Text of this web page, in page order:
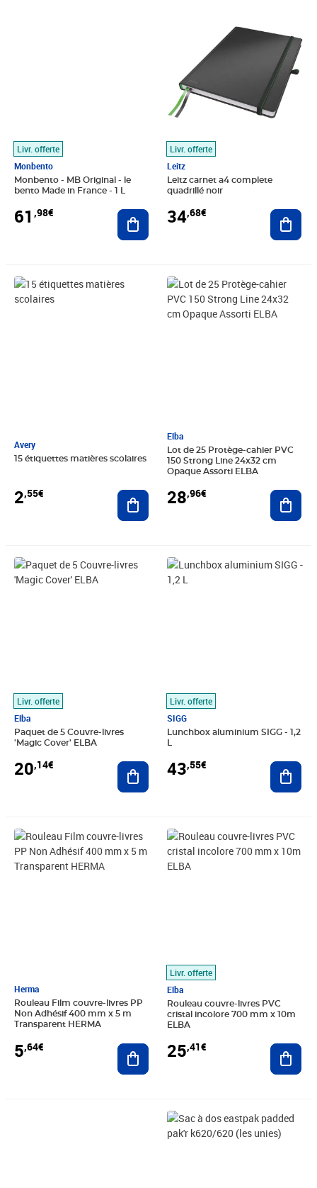
Livr. offerte
Monbento
Monbento - MB Original - le
bento Made in France - 1 L
61 ,98€ Ajouter au panier
Livr. offerte
Leitz
Leitz carnet a4 complete
quadrillé noir
34,68€
Avery
15 étiquettes matières scolaires
2,55€
Prix 2,55€
Ajouter au panier
Elba
Lot de 25 Protège-cahier PVC
150 Strong Line 24x32 cm
Opaque Assorti ELBA
28,96€
Prix 28,96€
Livr. offerte
Elba
Paquet de 5 Couvre-livres
'Magic Cover' ELBA
20,14€
Prix 20,14€
Ajouter au panier
Livr. offerte
SIGG
Lunchbox aluminium SIGG - 1,2
43,55€
Prix 43,55€
Herma
Rouleau Film couvre-livres PP
Non Adhésif 400 mm x 5 m
Transparent HERMA
5,64€
Prix 5,64€
Ajouter au panier
Livr. offerte
Elba
Rouleau couvre-livres PVC
cristal incolore 700 mm x 10m
ELBA
25,41€
Prix 25,41€
Prix barré 60,00€
Prix 49,72€